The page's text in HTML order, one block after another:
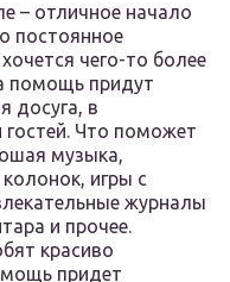
– отличное начало
постоянное
чего-то более
помощь придут
досуга, в
Что поможет
музыка,
игры с
журналы
и прочее.
красиво
придет